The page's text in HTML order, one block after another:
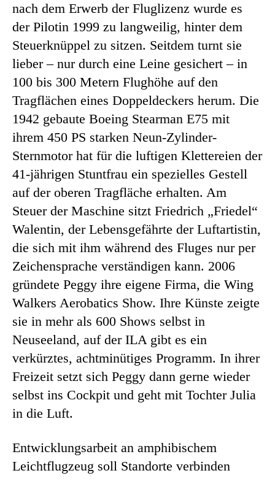
nach dem Erwerb der Fluglizenz wurde es
der Pilotin 1999 zu langweilig, hinter dem
Steuerknüppel zu sitzen. Seitdem turnt sie
lieber – nur durch eine Leine gesichert – in
100 bis 300 Metern Flughöhe auf den
Tragflächen eines Doppeldeckers herum. Die
1942 gebaute Boeing Stearman E75 mit
ihrem 450 PS starken Neun-Zylinder-
Sternmotor hat für die luftigen Klettereien der
41-jährigen Stuntfrau ein spezielles Gestell
auf der oberen Tragfläche erhalten. Am
Steuer der Maschine sitzt Friedrich „Friedel“
Walentin, der Lebensgefährte der Luftartistin,
die sich mit ihm während des Fluges nur per
Zeichensprache verständigen kann. 2006
gründete Peggy ihre eigene Firma, die Wing
Walkers Aerobatics Show. Ihre Künste zeigte
sie in mehr als 600 Shows selbst in
Neuseeland, auf der ILA gibt es ein
verkürztes, achtminütiges Programm. In ihrer
Freizeit setzt sich Peggy dann gerne wieder
selbst ins Cockpit und geht mit Tochter Julia
in die Luft.
Entwicklungsarbeit an amphibischem
Leichtflugzeug soll Standorte verbinden